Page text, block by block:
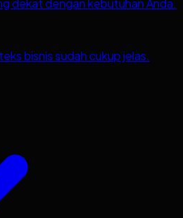
dekat dengan kebutuhan Anda.
bisnis sudah cukup jelas.